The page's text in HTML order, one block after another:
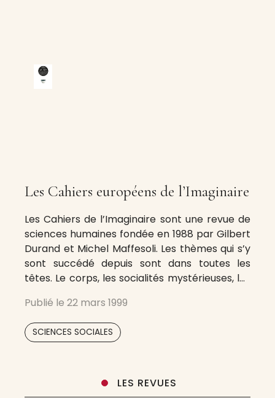
Les Cahiers européens de l’Imaginaire
Les Cahiers de l’Imaginaire sont une revue de
sciences humaines fondée en 1988 par Gilbert
Durand et Michel Maffesoli. Les thèmes qui s’y
sont succédé depuis sont dans toutes les
têtes. Le corps, les socialités mystérieuses, les
continue, l’algèbre secrète des rêves, les
formes infatigables du quotidien et
Publié le 22 mars 1999
SCIENCES SOCIALES
LES REVUES